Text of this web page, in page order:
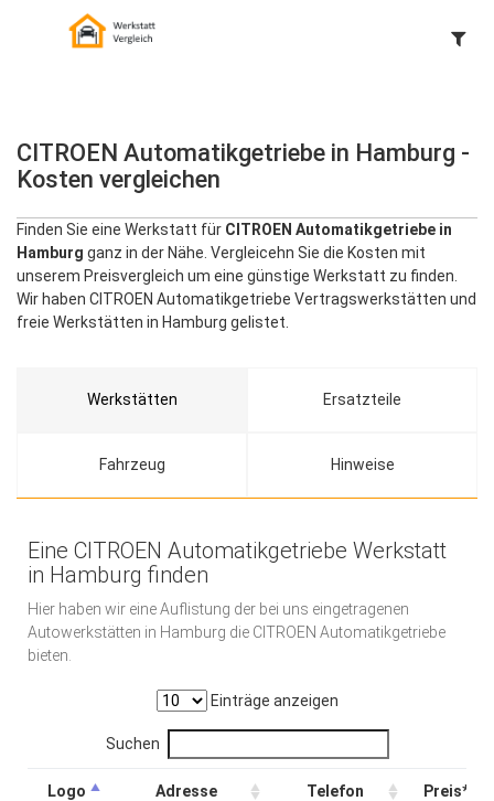
CITROEN Automatikgetriebe in Hamburg -
Kosten vergleichen
Finden Sie eine Werkstatt für CITROEN Automatikgetriebe in
Hamburg ganz in der Nähe. Vergleicehn Sie die Kosten mit
unserem Preisvergleich um eine günstige Werkstatt zu finden.
Wir haben CITROEN Automatikgetriebe Vertragswerkstätten und
freie Werkstätten in Hamburg gelistet.
Werkstätten Ersatzteile
Fahrzeug Hinweise
Eine CITROEN Automatikgetriebe Werkstatt
in Hamburg finden
Hier haben wir eine Auflistung der bei uns eingetragenen
Autowerkstätten in Hamburg die CITROEN Automatikgetriebe
bieten.
Einträge anzeigen
Suchen
Logo Adresse Telefon Preis*